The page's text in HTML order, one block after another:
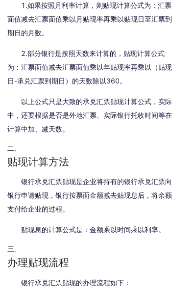
1.如果按照月利率计算，则贴现计算公式为：汇票
面值减去汇票面值乘以月贴现率再乘以贴现日至汇票到
期日的月数。
2.部分银行是按照天数来计算的，贴现计算公式
为：汇票面值减去汇票面值乘以年贴现率再乘以（贴现
日-承兑汇票到期日）的天数除以360。
以上公式只是大致的承兑汇票贴现计算公式，实际
中，还要根据是否是外地汇票、实际银行托收时间等在
计算中加、减天数。
二、
贴现计算方法
银行承兑汇票贴现是企业将持有的银行承兑汇票向
银行申请贴现，银行按票面金额减去贴现息后，将余额
支付给企业的过程。
贴现息的计算公式是：金额乘以时间乘以利率。
三、
办理贴现流程
银行承兑汇票贴现的办理流程如下：